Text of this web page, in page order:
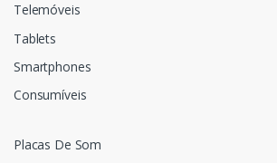
Telemóveis
Tablets
Smartphones
Consumíveis
Placas De Som